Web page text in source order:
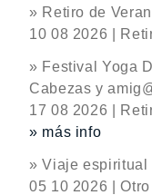
» Retiro de
10 08 2026 |
» Festival Yoga
Cabezas y
17 08 2026 |
» más info
» Viaje espiritual
05 10 2026 | Otro